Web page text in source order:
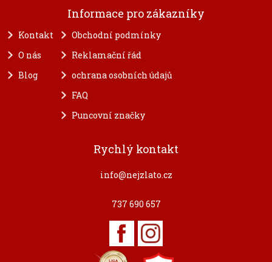
Informace pro zákazníky
Kontakt
O nás
Blog
Obchodní podmínky
Reklamační řád
ochrana osobních údajů
FAQ
Puncovní značky
Rychlý kontakt
info@nejzlato.cz
737 690 657